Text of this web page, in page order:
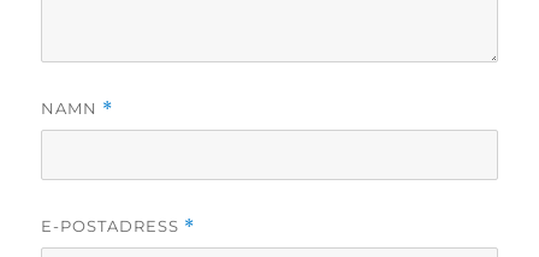
NAMN *
E-POSTADRESS *